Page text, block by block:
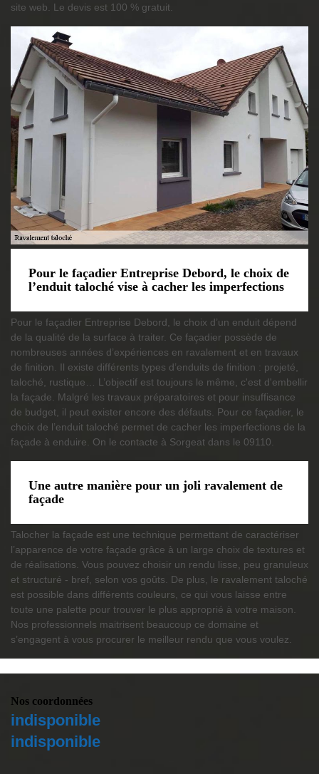
site web. Le devis est 100 % gratuit.
Pour le façadier Entreprise Debord, le choix de
l’enduit taloché vise à cacher les imperfections
Pour le façadier Entreprise Debord, le choix d’un enduit dépend
de la qualité de la surface à traiter. Ce façadier possède de
nombreuses années d’expériences en ravalement et en travaux
de finition. Il existe différents types d’enduits de finition : projeté,
taloché, rustique… L’objectif est toujours le même, c'est d'embellir
la façade. Malgré les travaux préparatoires et pour insuffisance
de budget, il peut exister encore des défauts. Pour ce façadier, le
choix de l’enduit taloché permet de cacher les imperfections de la
façade à enduire. On le contacte à Sorgeat dans le 09110.
Une autre manière pour un joli ravalement de
façade
Talocher la façade est une technique permettant de caractériser
l’apparence de votre façade grâce à un large choix de textures et
de réalisations. Vous pouvez choisir un rendu lisse, peu granuleux
et structuré - bref, selon vos goûts. De plus, le ravalement taloché
est possible dans différents couleurs, ce qui vous laisse entre
toute une palette pour trouver le plus approprié à votre maison.
Nos professionnels maitrisent beaucoup ce domaine et
s’engagent à vous procurer le meilleur rendu que vous voulez.
Nos coordonnées
indisponible
indisponible